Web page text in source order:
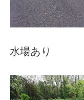
水場あり